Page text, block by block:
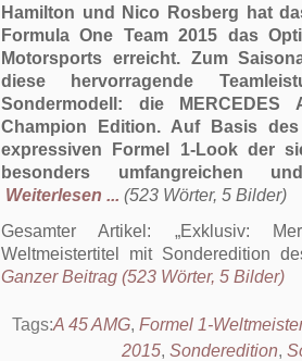
Hamilton und Nico Rosberg hat
Formula One Team 2015 das
Motorsports erreicht. Zum
diese hervorragende
Sondermodell: die MERCEDES
Champion Edition. Auf Basis
expressiven Formel 1-Look der
besonders umfangreichen
Weiterlesen ... (523 Wörter, 5 Bilder)
Gesamter Artikel:
Exklusiv:
Weltmeistertitel mit Sonderedition
Ganzer Beitrag (523 Wörter, 5 Bilder)
Tags:A 45 AMG, Formel 1-
2015, Sonderedition,